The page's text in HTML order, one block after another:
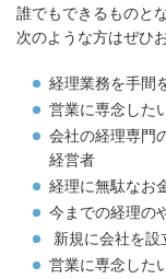
誰でもできるものと
次のような方はぜひ
経理業務を手間
営業に専念した
会社の経理専門
経営者
経理に無駄なお
今までの経理の
新規に会社を設
営業に専念した